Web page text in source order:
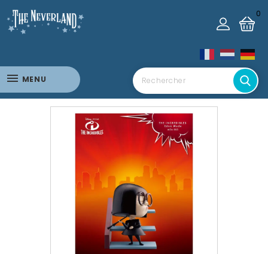
0
MENU